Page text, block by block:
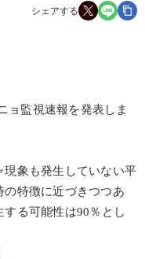
シェアする
ョ監視速報を発表しま
象も発生していない平
特徴に近づきつつあ
る可能性は90％とし